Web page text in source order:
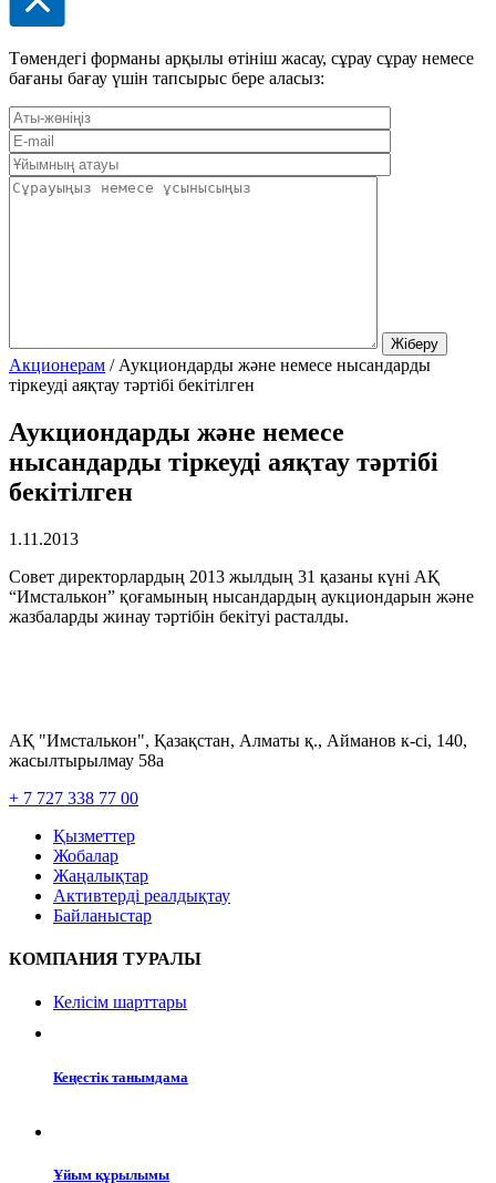
Төмендегі форманы арқылы өтініш жасау, сұрау сұрау немесе
бағаны бағау үшін тапсырыс бере аласыз:
Акционерам / Аукциондарды және немесе нысандарды
тіркеуді аяқтау тәртібі бекітілген
Аукциондарды және немесе
нысандарды тіркеуді аяқтау тәртібі
бекітілген
1.11.2013
Совет директорлардың 2013 жылдың 31 қазаны күні АҚ
“Имсталькон” қоғамының нысандардың аукциондарын және
жазбаларды жинау тәртібін бекітуі расталды.
АҚ "Имсталькон", Қазақстан, Алматы қ., Айманов к-сі, 140,
жасылтырылмау 58а
+ 7 727 338 77 00
Қызметтер
Жобалар
Жаңалықтар
Активтерді реалдықтау
Байланыстар
КОМПАНИЯ ТУРАЛЫ
Келісім шарттары
Кеңестік танымдама
Ұйым құрылымы